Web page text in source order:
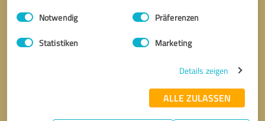
Impressum Datenschutzbestimmungen
Einwilligungsauswahl
Notwendig Präferenzen
Statistiken Marketing
Details zeigen
ALLE ZULASSEN
* Erforderliche Angaben